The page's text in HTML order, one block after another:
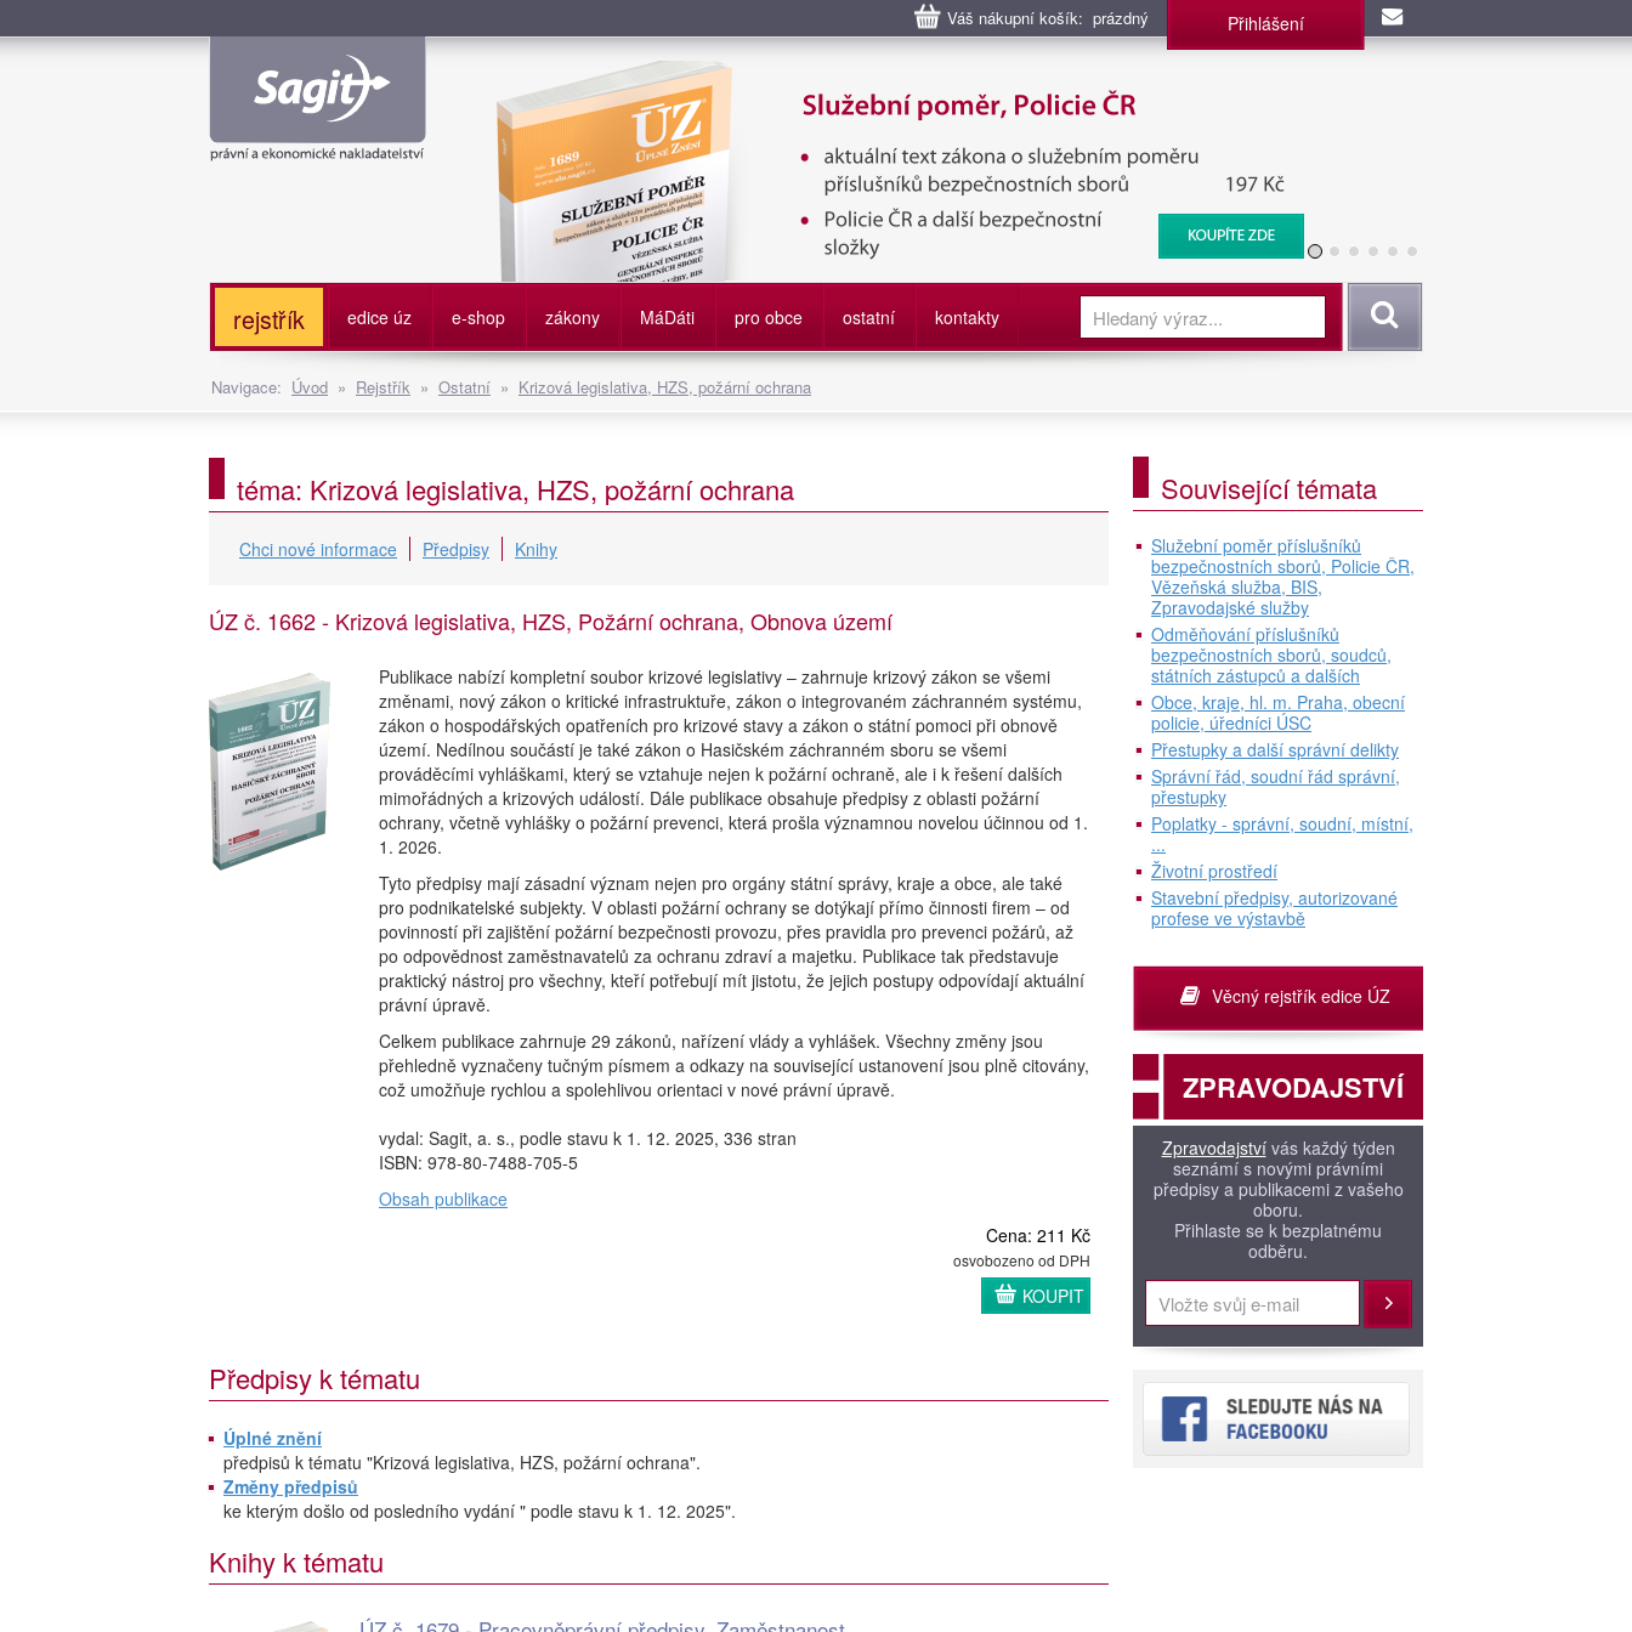
Váš nákupní košík: prázdný Přihlášení
Služební poměr příslušníků bezpečnostních sborů, Policie ČR, Vězeňská služba, BIS, Zpravodajské
služby
rejstřík edice úz e-shop zákony MáDáti pro obce ostatní kontakty Vyhledat
Navigace: Úvod » Rejstřík » Ostatní » Krizová legislativa, HZS, požární ochrana
téma: Krizová legislativa, HZS, požární ochrana
Chci nové informace Předpisy Knihy
ÚZ č. 1662 - Krizová legislativa, HZS, Požární ochrana, Obnova území
Publikace nabízí kompletní soubor krizové legislativy – zahrnuje krizový zákon se všemi
změnami, nový zákon o kritické infrastruktuře, zákon o integrovaném záchranném systému,
zákon o hospodářských opatřeních pro krizové stavy a zákon o státní pomoci při obnově
území. Nedílnou součástí je také zákon o Hasičském záchranném sboru se všemi
prováděcími vyhláškami, který se vztahuje nejen k požární ochraně, ale i k řešení dalších
mimořádných a krizových událostí. Dále publikace obsahuje předpisy z oblasti požární
ochrany, včetně vyhlášky o požární prevenci, která prošla významnou novelou účinnou od 1.
1. 2026.
Tyto předpisy mají zásadní význam nejen pro orgány státní správy, kraje a obce, ale také
pro podnikatelské subjekty. V oblasti požární ochrany se dotýkají přímo činnosti firem – od
povinností při zajištění požární bezpečnosti provozu, přes pravidla pro prevenci požárů, až
po odpovědnost zaměstnavatelů za ochranu zdraví a majetku. Publikace tak představuje
praktický nástroj pro všechny, kteří potřebují mít jistotu, že jejich postupy odpovídají aktuální
právní úpravě.
Celkem publikace zahrnuje 29 zákonů, nařízení vlády a vyhlášek. Všechny změny jsou
přehledně vyznačeny tučným písmem a odkazy na související ustanovení jsou plně citovány,
což umožňuje rychlou a spolehlivou orientaci v nové právní úpravě.
vydal: Sagit, a. s., podle stavu k 1. 12. 2025, 336 stran
ISBN: 978-80-7488-705-5
Obsah publikace
Cena: 211 Kč
osvobozeno od DPH
KOUPIT
Předpisy k tématu
Úplné znění
předpisů k tématu "Krizová legislativa, HZS, požární ochrana".
Změny předpisů
ke kterým došlo od posledního vydání " podle stavu k 1. 12. 2025".
Knihy k tématu
Související témata
Služební poměr příslušníků
bezpečnostních sborů, Policie ČR,
Vězeňská služba, BIS,
Zpravodajské služby
Odměňování příslušníků
bezpečnostních sborů, soudců,
státních zástupců a dalších
Obce, kraje, hl. m. Praha, obecní
policie, úředníci ÚSC
Přestupky a další správní delikty
Správní řád, soudní řád správní,
přestupky
Poplatky - správní, soudní, místní,
...
Životní prostředí
Stavební předpisy, autorizované
profese ve výstavbě
Věcný rejstřík edice ÚZ
ZPRAVODAJSTVÍ
Zpravodajstvívás každý týden
seznámí s novými právními
předpisy a publikacemi z vašeho
oboru.
Přihlaste se k bezplatnému
odběru.
Přihlásit